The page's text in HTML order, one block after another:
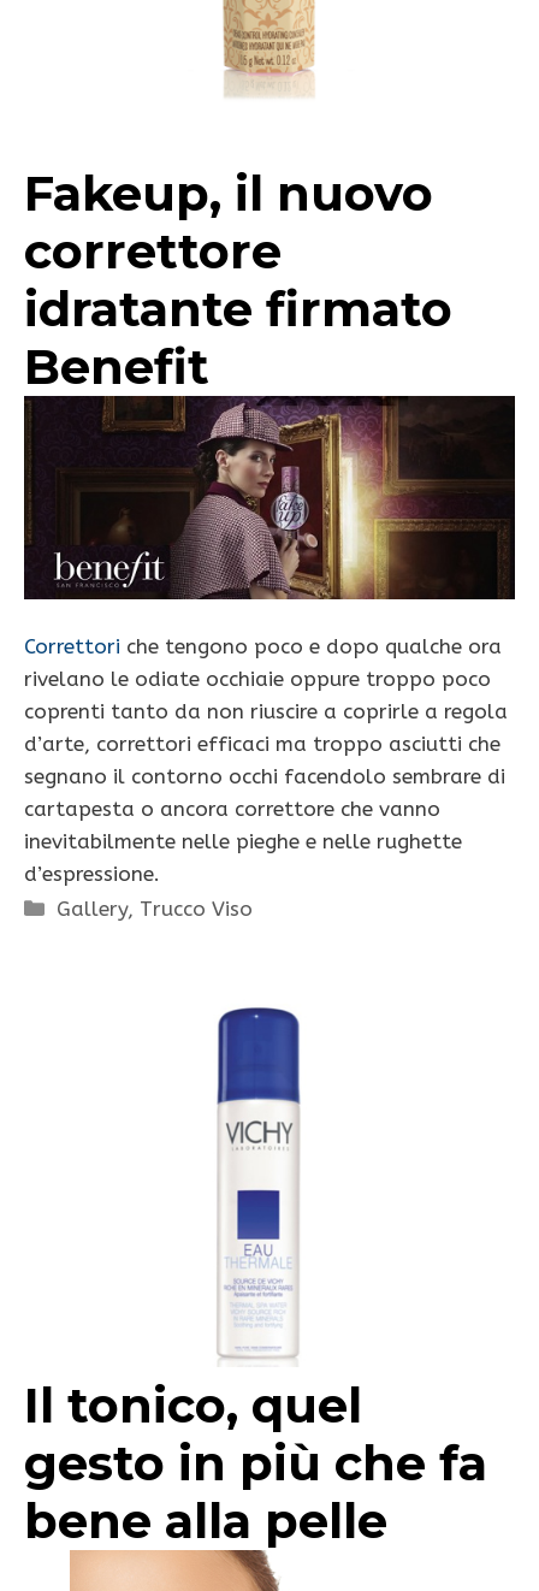
Fakeup, il nuovo
correttore
idratante firmato
Benefit
Correttori che tengono poco e dopo qualche ora
rivelano le odiate occhiaie oppure troppo poco
coprenti tanto da non riuscire a coprirle a regola
d’arte, correttori efficaci ma troppo asciutti che
segnano il contorno occhi facendolo sembrare di
cartapesta o ancora correttore che vanno
inevitabilmente nelle pieghe e nelle rughette
d’espressione.
Categorie
Gallery, Trucco Viso
Il tonico, quel
gesto in più che fa
bene alla pelle